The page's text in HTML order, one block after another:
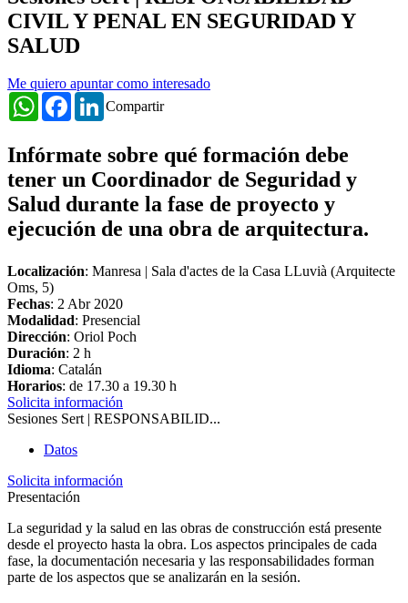
CIVIL Y PENAL EN SEGURIDAD Y
SALUD
Me quiero apuntar como interesado
Compartir
WhatsAppFacebookLinkedIn
Infórmate sobre qué formación debe
tener un Coordinador de Seguridad y
Salud durante la fase de proyecto y
ejecución de una obra de arquitectura.
Localización: Manresa | Sala d'actes de la Casa LLuvià (Arquitecte
Oms, 5)
Fechas: 2 Abr 2020
Modalidad: Presencial
Dirección: Oriol Poch
Duración: 2 h
Idioma: Catalán
Horarios: de 17.30 a 19.30 h
Solicita información
Sesiones Sert | RESPONSABILID...
Datos
Solicita información
Presentación
La seguridad y la salud en las obras de construcción está presente
desde el proyecto hasta la obra. Los aspectos principales de cada
fase, la documentación necesaria y las responsabilidades forman
parte de los aspectos que se analizarán en la sesión.